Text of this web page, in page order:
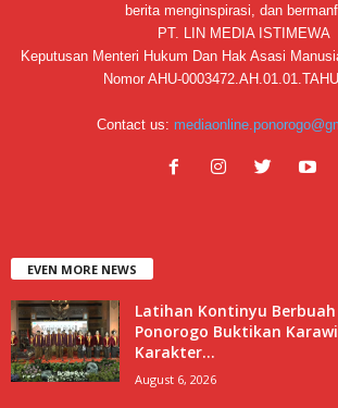
berita menginspirasi, dan
PT. LIN MEDIA ISTIMEWA
Keputusan Menteri Hukum Dan Hak Asasi
Nomor AHU-
Contact us:
EVEN MORE NEWS
Latihan Kontinyu Berbuah
Ponorogo Buktikan
Karakter...
August 6, 2026